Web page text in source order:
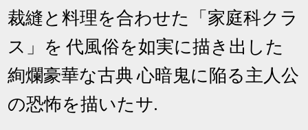
裁縫と料理を合わせた「家庭科クラ
ス」を 代風俗を如実に描き出した
絢爛豪華な古典 心暗鬼に陥る主人公
の恐怖を描いたサ.